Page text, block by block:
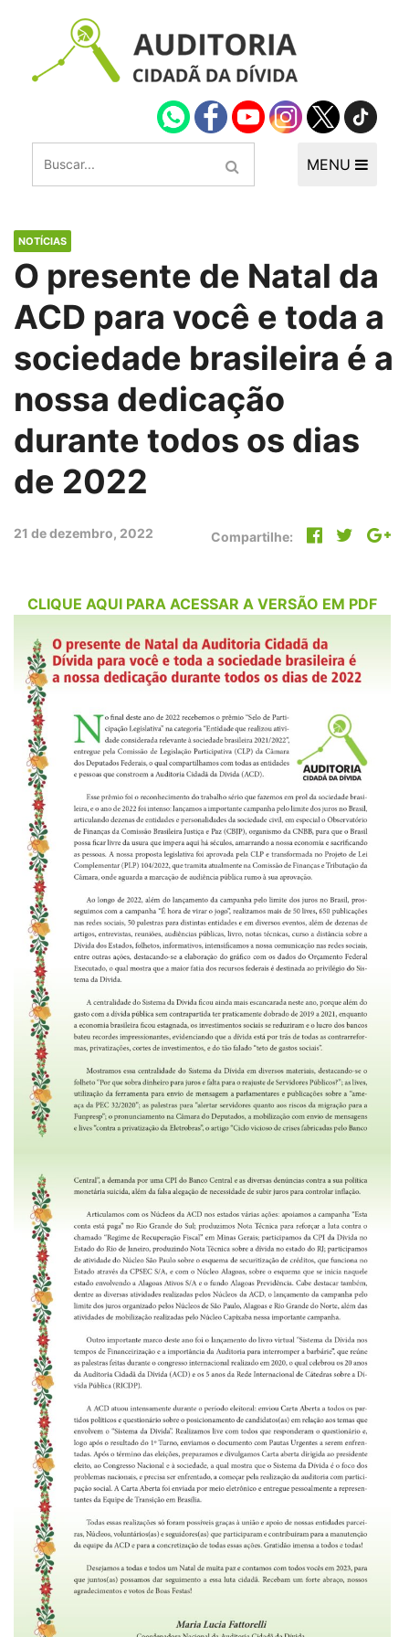
MENU
NOTÍCIAS
O presente de Natal da
ACD para você e toda a
sociedade brasileira é a
nossa dedicação
durante todos os dias
de 2022
21 de dezembro, 2022 Compartilhe:
CLIQUE AQUI PARA ACESSAR A VERSÃO EM PDF